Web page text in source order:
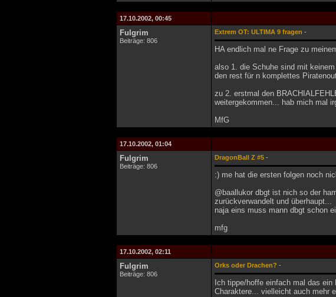
17.10.2002, 00:45
Fulgrim
Beiträge: 806
Extrem OT: ULTIMA 9 fragen -
HA endlich mal ne Frage zu
also 1. die Schuhe sind mit
den rest für n komplettes
zu 2. erstmal den
weitergekommen... hab mich mal
MfG
17.10.2002, 01:04
Fulgrim
Beiträge: 806
DragonBall Z #5 -
:) me hat die ersten folgen noch
@baallukor dbgt ist nich so der
zurückverwandelt und überhaupt...
naja eins muss mann dbgt schon
mfg
17.10.2002, 02:11
Fulgrim
Beiträge: 806
Orks oder Drachen? -
Ich tippe/hoffe einfach mal das
Charaktere... vielleicht auch mehr